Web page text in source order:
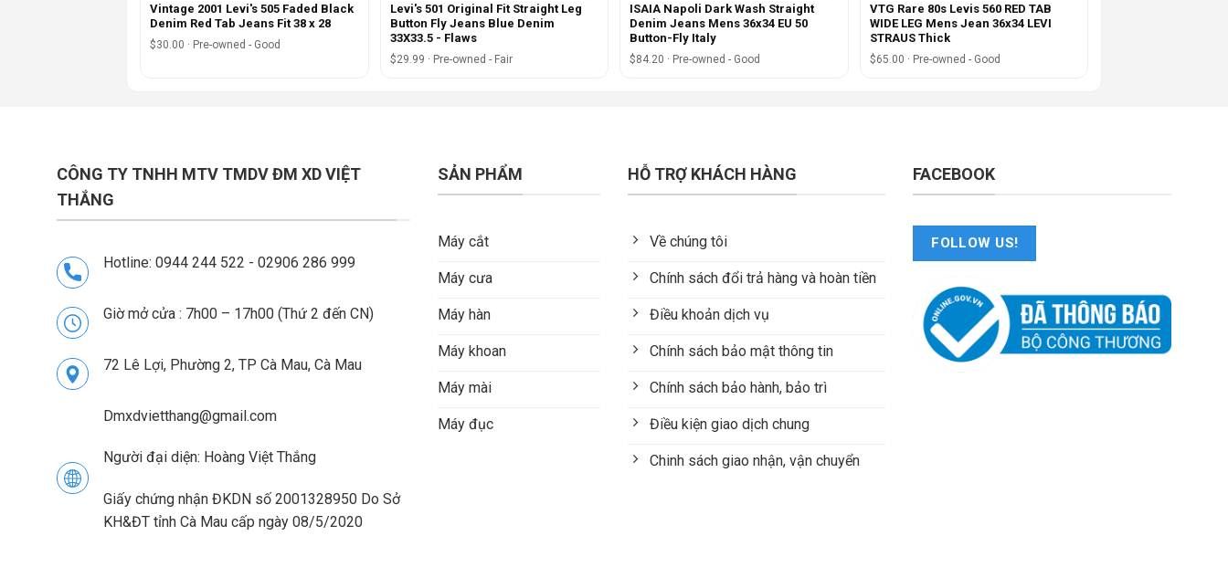
Vintage 2001 Levi's 505 Faded Black
Denim Red Tab Jeans Fit 38 x 28
$30.00 · Pre-owned - Good
Levi's 501 Original Fit Straight Leg
Button Fly Jeans Blue Denim
33X33.5 - Flaws
$29.99 · Pre-owned - Fair
ISAIA Napoli Dark Wash Straight
Denim Jeans Mens 36x34 EU 50
Button-Fly Italy
$84.20 · Pre-owned - Good
VTG Rare 80s Levis 560 RED TAB
WIDE LEG Mens Jean 36x34 LEVI
STRAUS Thick
$65.00 · Pre-owned - Good
CÔNG TY TNHH MTV TMDV ĐM XD VIỆT
THẮNG
Hotline: 0944 244 522 - 02906 286 999
Giờ mở cửa : 7h00 – 17h00 (Thứ 2 đến CN)
72 Lê Lợi, Phường 2, TP Cà Mau, Cà Mau
Dmxdvietthang@gmail.com
Người đại diện: Hoàng Việt Thắng
Giấy chứng nhận ĐKDN số 2001328950 Do Sở
KH&ĐT tỉnh Cà Mau cấp ngày 08/5/2020
SẢN PHẨM
Máy cắt
Máy cưa
Máy hàn
Máy khoan
Máy mài
Máy đục
HỖ TRỢ KHÁCH HÀNG
Về chúng tôi
Chính sách đổi trả hàng và hoàn tiền
Điều khoản dịch vụ
Chính sách bảo mật thông tin
Chính sách bảo hành, bảo trì
Điều kiện giao dịch chung
Chinh sách giao nhận, vận chuyển
FACEBOOK
FOLLOW US!